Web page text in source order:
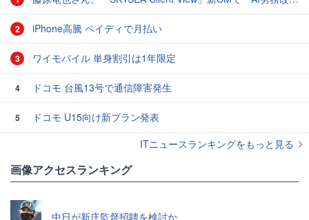
2 iPhone高騰 ペイディで月払い
3 ワイモバイル 単身割引は1年限定
4 ドコモ 台風13号で通信障害発生
5
ドコモ U15向け新プラン発表
ITニュースランキングをもっと見る
画像アクセスランキング
中日が新庄監督招聘を検討か